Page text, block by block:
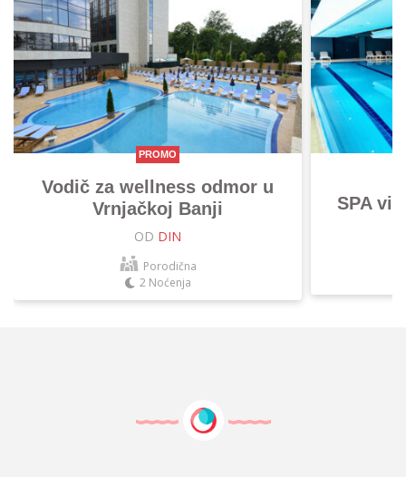
PROMO
Vodič za wellness odmor u
Vrnjačkoj Banji
OD DIN
Porodična
2 Noćenja
SPA